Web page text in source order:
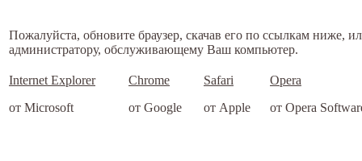
Пожалуйста, обновите браузер, скачав его по ссылкам ниже,
администратору, обслуживающему Ваш компьютер.
Internet Explorer
от Microsoft
Chrome
от Google
Safari
от Apple
Opera
от Opera